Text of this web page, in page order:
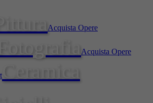
Acquista Opere
Acquista Opere